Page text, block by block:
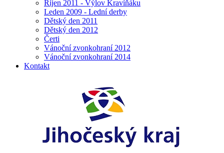
Říjen 2011 - Výlov Kravíňáku
Leden 2009 - Lední derby
Dětský den 2011
Dětský den 2012
Čerti
Vánoční zvonkohraní 2012
Vánoční zvonkohraní 2014
Kontakt